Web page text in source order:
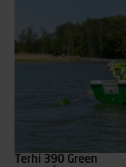
Terhi 390 Green